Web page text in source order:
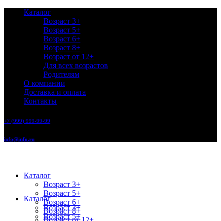
Каталог
Возраст 3+
Возраст 5+
Возраст 6+
Возраст 8+
Возраст от 12+
Для всех возрастов
Родителям
О компании
Доставка и оплата
Контакты
+7 (999) 999-99-99
info@info.ru
Каталог
Возраст 3+
Возраст 5+
Возраст 6+
Возраст 8+
Каталог
Возраст 3+
Возраст 5+